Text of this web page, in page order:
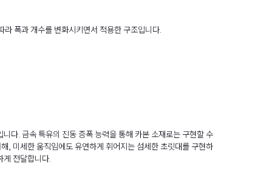
폭과 개수를 변화시키면서 적용한 구조입니다.
다. 금속 특유의 진동 증폭 능력을 통해 카본 소재로는 구현할 수
, 미세한 움직임에도 유연하게 휘어지는 섬세한 초릿대를 구현하
게 전달합니다.